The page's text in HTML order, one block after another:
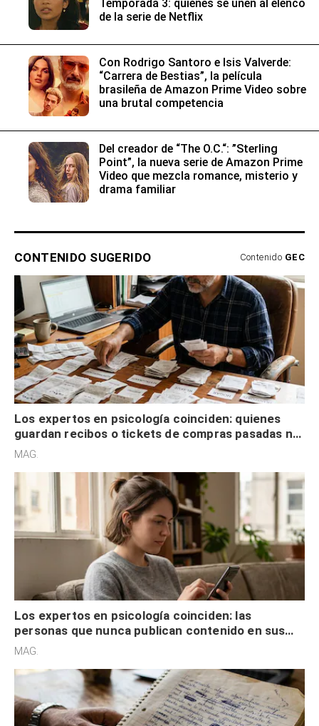
Temporada 3: quiénes se unen al elenco
de la serie de Netflix
Con Rodrigo Santoro e Isis Valverde:
“Carrera de Bestias”, la película
brasileña de Amazon Prime Video sobre
una brutal competencia
Del creador de “The O.C.“: ”Sterling
Point”, la nueva serie de Amazon Prime
Video que mezcla romance, misterio y
drama familiar
CONTENIDO SUGERIDO Contenido GEC
Los expertos en psicología coinciden: quienes
guardan recibos o tickets de compras pasadas no
son acumuladores, sino que tienen necesidad de
MAG.
Los expertos en psicología coinciden: las
personas que nunca publican contenido en sus
redes sociales no pretenden buscar validación
MAG.